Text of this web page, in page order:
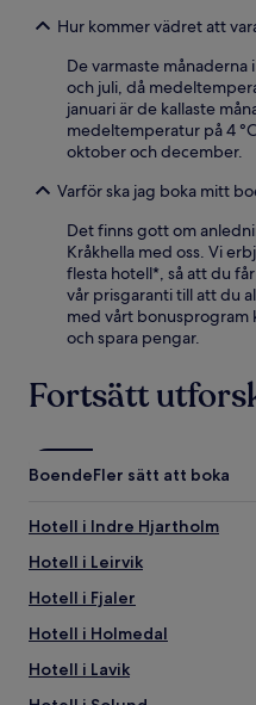
Hur kommer vädret att
De varmaste månaderna
och juli, då
januari är de kallaste
medeltemperatur på 4
oktober och december.
Varför ska jag boka mitt
Det finns gott om
Kråkhella med oss. Vi
flesta hotell*, så att du
vår prisgaranti till att du
med vårt bonusprogram
och spara pengar.
Fortsätt
BoendeFler sätt att boka
Hotell i Indre Hjartholm
Hotell i Leirvik
Hotell i Fjaler
Hotell i Holmedal
Hotell i Lavik